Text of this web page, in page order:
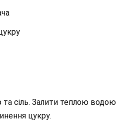
сіль. Залити теплою водою
цукру.